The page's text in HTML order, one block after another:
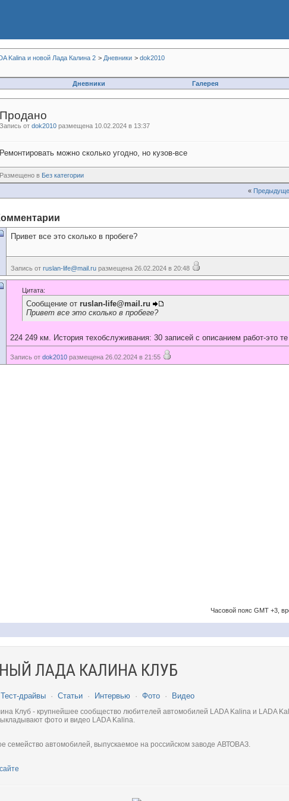
Kalina и новой Лада Калина 2 > Дневники > dok2010
Дневники Галерея
Продано
Запись от dok2010 размещена 10.02.2024 в 13:37
Ремонтировать можно сколько угодно, но кузов-все
Размещено в Без категории
«
Привет все это сколько в пробеге?
Запись от ruslan-life@mail.ru размещена 26.02.2024 в 20:48
Цитата:
Сообщение от ruslan-life@mail.ru
Привет все это сколько в пробеге?
224 249 км. История техобслуживания: 30 записей с описанием работ-это
Запись от dok2010 размещена 26.02.2024 в 21:55
Часовой пояс GMT +3,
ЛАДА КАЛИНА КЛУБ
Тест-драйвы · Статьи · Интервью · Фото · Видео
Клуб - крупнейшее сообщество любителей автомобилей LADA Kalina и LADA
фото и видео LADA Kalina.
семейство автомобилей, выпускаемое на российском заводе АВТОВАЗ.